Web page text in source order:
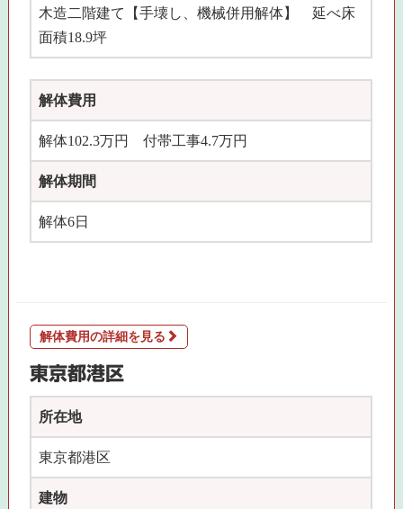
木造二階建て【手壊し、機械併用解体】 延べ床
面積18.9坪
解体費用
解体102.3万円 付帯工事4.7万円
解体期間
解体6日
解体費用の詳細を見る
東京都港区
所在地
東京都港区
建物